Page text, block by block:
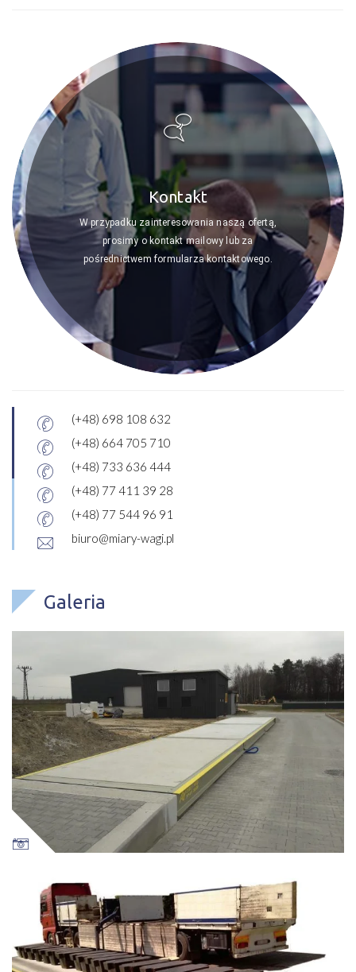
Kontakt
W przypadku zainteresowania naszą ofertą,
prosimy o kontakt mailowy lub za
pośrednictwem formularza kontaktowego.
(+48) 698 108 632
(+48) 664 705 710
(+48) 733 636 444
(+48) 77 411 39 28
(+48) 77 544 96 91
biuro@miary-wagi.pl
Galeria